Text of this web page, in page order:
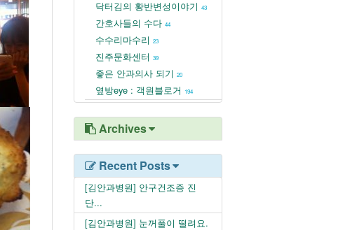
닥터김의 황반변성이야기 43
간호사들의 수다 44
수수리마수리 23
진주문화센터 39
좋은 안과의사 되기 20
옆방eye : 객원블로거 194
Archives
Recent Posts
[김안과병원] 안구건조증 진
단...
[김안과병원] 눈꺼풀이 떨려요.